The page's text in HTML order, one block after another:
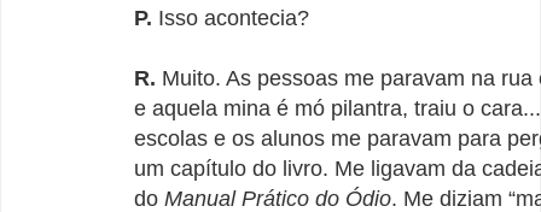
P. Isso acontecia?
R. Muito. As pessoas me paravam na rua
e aquela mina é mó pilantra, traiu o
escolas e os alunos me paravam para
um capítulo do livro. Me ligavam da
do Manual Prático do Ódio. Me diziam